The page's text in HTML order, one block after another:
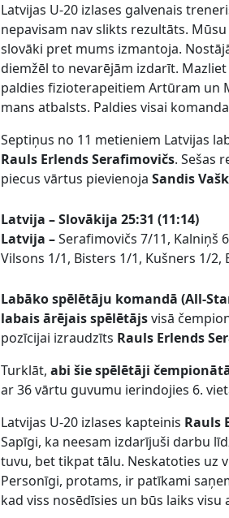
Latvijas U-20 izlases galvenais
nepavisam nav slikts rezultāts.
slovāki pret mums izmantoja.
diemžēl to nevarējām izdarīt.
paldies fizioterapeitiem Artūram un
mans atbalsts. Paldies visai
Septiņus no 11 metieniem Latvijas
Rauls Erlends Serafimovičs. Sešas
piecus vārtus pievienojaSandis
Latvija – Slovākija 25:31 (11:14)
Latvija –Serafimovičs 7/11, Kalniņš
Vilsons 1/1, Bisters 1/1, Kušners 1/2,
Labāko spēlētāju komandā (All-
labais ārējais spēlētājsvisā
pozīcijai izraudzīts Rauls Erlends
Turklāt,abi šie spēlētāji
ar 36 vārtu guvumu ierindojies 6.
Latvijas U-20 izlases kapteinis Rauls
Sapīgi, ka neesam izdarījuši darbu
tuvu, bet tikpat tālu. Neskatoties uz
Personīgi, protams, ir patīkami
kad viss nosēdīsies un būs laiks visu